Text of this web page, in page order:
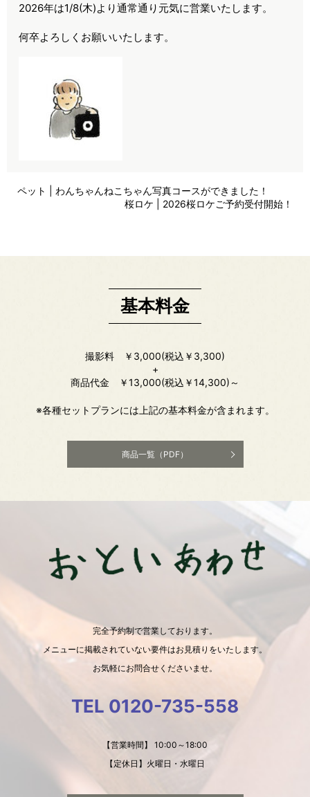
2026年は1/8(木)より通常通り元気に営業いたします。
何卒よろしくお願いいたします。
ペット | わんちゃんねこちゃん写真コースができました！
桜ロケ | 2026桜ロケご予約受付開始！
基本料金
撮影料 ￥3,000(税込￥3,300)
+
商品代金 ￥13,000(税込￥14,300)～
※各種セットプランには上記の基本料金が含まれます。
商品一覧（PDF）
完全予約制で営業しております。
メニューに掲載されていない要件はお見積りをいたします。
お気軽にお問合せくださいませ。
TEL 0120-735-558
【営業時間】 10:00～18:00
【定休日】火曜日・水曜日